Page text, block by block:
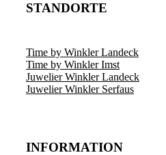
STANDORTE
Time by Winkler Landeck
Time by Winkler Imst
Juwelier Winkler Landeck
Juwelier Winkler Serfaus
INFORMATION